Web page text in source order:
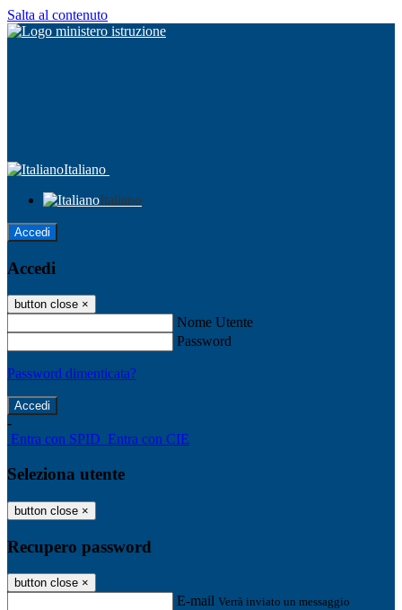
Salta al contenuto
Italiano
Italiano
Accedi
Accedi
button close ×
Nome Utente
Password
Password dimenticata?
-
Entra con SPID Entra con CIE
Seleziona utente
button close ×
Recupero password
button close ×
E-mail Verrà inviato un messaggio